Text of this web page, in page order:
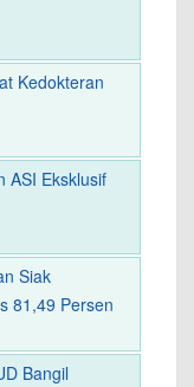
Kedokteran
ASI Eksklusif
Siak
81,49 Persen
Bangil